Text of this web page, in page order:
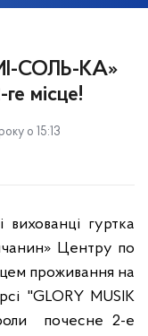
СОЛЬ-КА»
місце!
о 15:13
гуртка
Центру по
проживання на
"GLORY MUSIK
почесне 2-е